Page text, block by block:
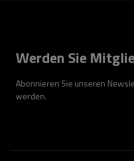
Werden Sie
Abonnieren Sie unseren
werden.